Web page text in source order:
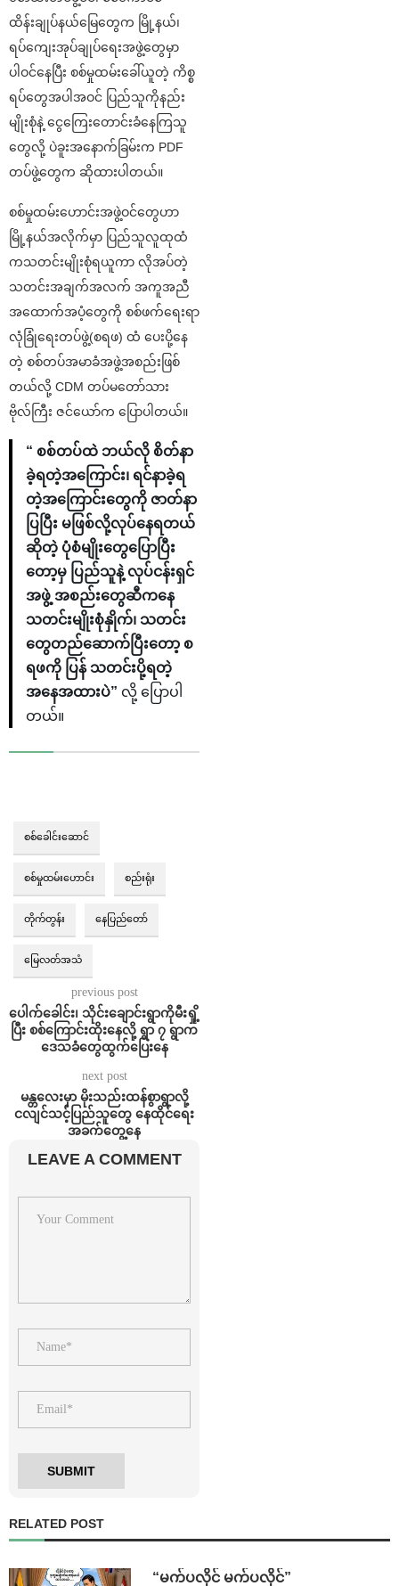
ထိန်းချုပ်နယ်မြေတွေက မြို့နယ်၊
ရပ်ကျေးအုပ်ချုပ်ရေးအဖွဲ့တွေမှာ
ပါဝင်နေပြီး စစ်မှုထမ်းခေါ်ယူတဲ့ ကိစ္စ
ရပ်တွေအပါအဝင် ပြည်သူကိုနည်း
မျိုးစုံနဲ့ ငွေကြေးတောင်းခံနေကြသူ
တွေလို့ ပဲခူးအနောက်ခြမ်းက PDF
တပ်ဖွဲ့တွေက ဆိုထားပါတယ်။
စစ်မှုထမ်းဟောင်းအဖွဲ့ဝင်တွေဟာ
မြို့နယ်အလိုက်မှာ ပြည်သူလူထုထံ
ကသတင်းမျိုးစုံရယူကာ လိုအပ်တဲ့
သတင်းအချက်အလက် အကူအညီ
အထောက်အပံ့တွေကို စစ်ဖက်ရေးရာ
လုံခြုံရေးတပ်ဖွဲ့(စရဖ) ထံ ပေးပို့နေ
တဲ့ စစ်တပ်အမာခံအဖွဲ့အစည်းဖြစ်
တယ်လို့ CDM တပ်မတော်သား
ဗိုလ်ကြီး ဇင်ယော်က ပြောပါတယ်။
“ စစ်တပ်ထဲ ဘယ်လို စိတ်နာ
ခဲ့ရတဲ့အကြောင်း၊ ရင်နာခဲ့ရ
တဲ့အကြောင်းတွေကို ဇာတ်နာ
ပြပြီး မဖြစ်လို့လုပ်နေရတယ်
ဆိုတဲ့ ပုံစံမျိုးတွေပြောပြီး
တော့မှ ပြည်သူနဲ့ လုပ်ငန်းရှင်
အဖွဲ့ အစည်းတွေဆီကနေ
သတင်းမျိုးစုံနှိုက်၊ သတင်း
တွေတည်ဆောက်ပြီးတော့ စ
ရဖကို ပြန် သတင်းပို့ရတဲ့
အနေအထားပဲ” လို့ ပြောပါ
တယ်။
စစ်ခေါင်းဆောင်
စစ်မှုထမ်းဟောင်း စည်းရုံး
တိုက်တွန်း နေပြည်တော်
မြေလတ်အသံ
previous post
ပေါက်ခေါင်း၊ သိုင်းချောင်းရွာကိုမီးရှို့
ပြီး စစ်ကြောင်းထိုးနေလို့ ရွာ ၇ ရွာက
ဒေသခံတွေထွက်ပြေးနေ
next post
မန္တလေးမှာ မိုးသည်းထန်စွာရွာလို့
ငလျင်သင့်ပြည်သူတွေ နေထိုင်ရေး
အခက်တွေ့နေ
LEAVE A COMMENT
RELATED POST
⁨ ⁨“မက်ပလိုင် မက်ပလိုင်”